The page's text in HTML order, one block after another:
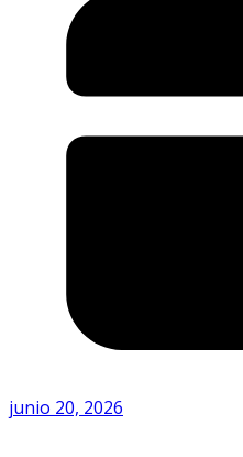
junio 20, 2026